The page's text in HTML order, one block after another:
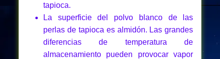
tapioca.
La superficie del polvo blanco de las
perlas de tapioca es almidón. Las grandes
diferencias de temperatura de
almacenamiento pueden provocar vapor